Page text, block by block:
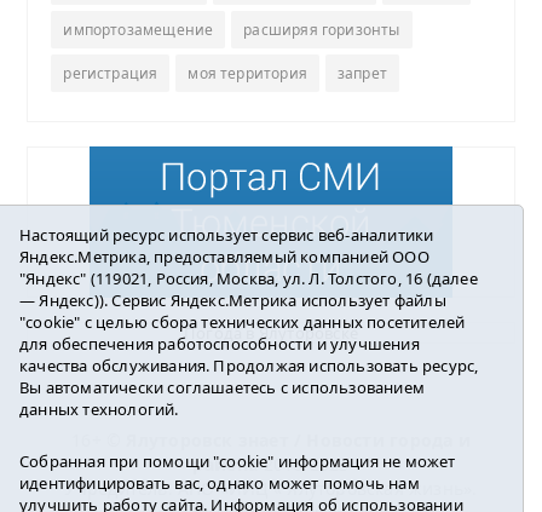
импортозамещение расширяя горизонты
регистрация моя территория запрет
Погода в Ялуторовске
района2016-2023
Учредитель: АНО «ИИЦ « Ялуторовская жизнь».
Настоящий ресурс использует сервис веб-аналитики
Яндекс.Метрика, предоставляемый компанией ООО
"Яндекс" (119021, Россия, Москва, ул. Л. Толстого, 16 (далее
— Яндекс)). Сервис Яндекс.Метрика использует файлы
"cookie" с целью сбора технических данных посетителей
для обеспечения работоспособности и улучшения
качества обслуживания. Продолжая использовать ресурс,
Вы автоматически соглашаетесь с использованием
данных технологий.
Собранная при помощи "cookie" информация не может
идентифицировать вас, однако может помочь нам
улучшить работу сайта. Информация об использовании